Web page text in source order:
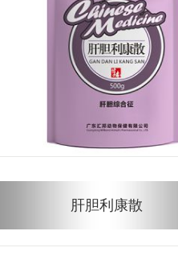
肝胆利康散